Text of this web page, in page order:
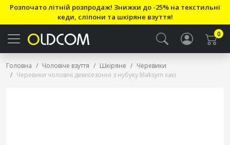
Розпочато літній розпродаж! Знижки до -25% на текстильні
кеди, сліпони та шкіряне взуття!
0
Головна Чоловіче взуття Шкіряне
Черевики
Черевики чоловічі демісезонні з нубуку Maksym хакі